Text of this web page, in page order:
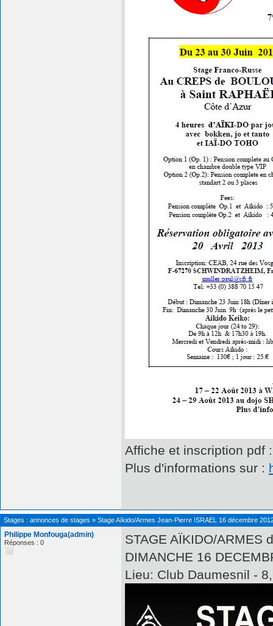
Affiche et inscription pdf
Plus d'informations sur :
Stages : annonces de stages » Stage Aïkido/Armes Jean-Pierre ISRAEL 16 décembre
Philippe Monfouga(admin)
Réponses : 0
STAGE AÏKIDO/ARMES
DIMANCHE 16
Lieu: Club Daumesnil -